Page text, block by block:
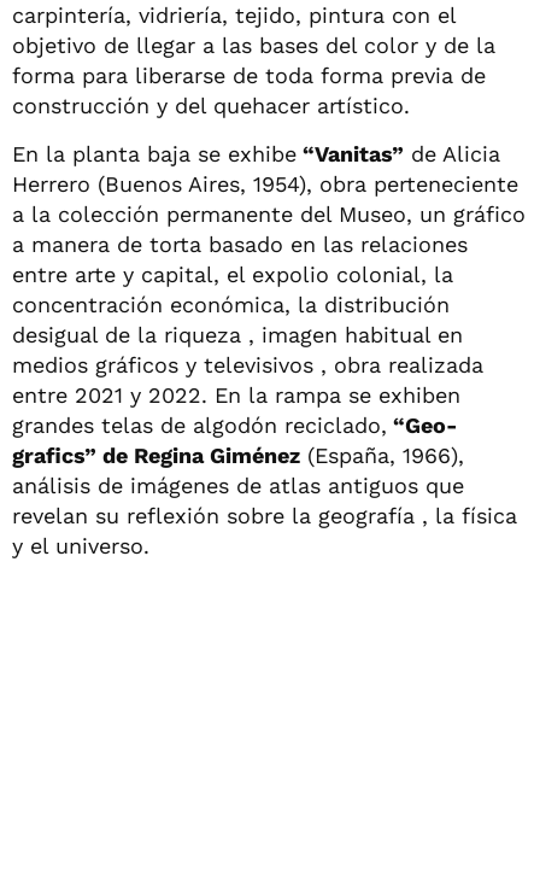
carpintería, vidriería, tejido, pintura con el
objetivo de llegar a las bases del color y de la
forma para liberarse de toda forma previa de
construcción y del quehacer artístico.
En la planta baja se exhibe “Vanitas” de Alicia
Herrero (Buenos Aires, 1954), obra perteneciente
a la colección permanente del Museo, un gráfico
a manera de torta basado en las relaciones
entre arte y capital, el expolio colonial, la
concentración económica, la distribución
desigual de la riqueza , imagen habitual en
medios gráficos y televisivos , obra realizada
entre 2021 y 2022. En la rampa se exhiben
grandes telas de algodón reciclado, “Geo-
grafics” de Regina Giménez (España, 1966),
análisis de imágenes de atlas antiguos que
revelan su reflexión sobre la geografía , la física
y el universo.